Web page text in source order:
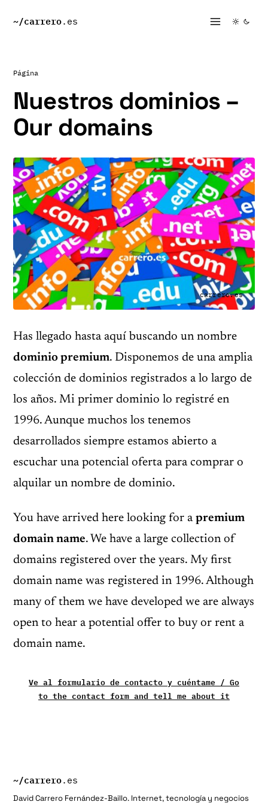
~/carrero.es
Página
Nuestros dominios –
Our domains
carrero.es
Has llegado hasta aquí buscando un nombre
dominio premium. Disponemos de una amplia
colección de dominios registrados a lo largo de
los años. Mi primer dominio lo registré en
1996. Aunque muchos los tenemos
desarrollados siempre estamos abierto a
escuchar una potencial oferta para comprar o
alquilar un nombre de dominio.
You have arrived here looking for a premium
domain name. We have a large collection of
domains registered over the years. My first
domain name was registered in 1996. Although
many of them we have developed we are always
open to hear a potential offer to buy or rent a
domain name.
Ve al formulario de contacto y cuéntame / Go
to the contact form and tell me about it
~/carrero.es
David Carrero Fernández-Baillo. Internet, tecnología y negocios